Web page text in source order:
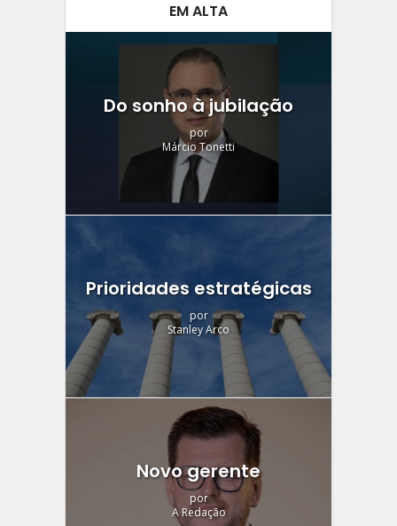
EM ALTA
Do sonho à jubilação
por
Márcio Tonetti
Prioridades estratégicas
por
Stanley Arco
Novo gerente
por
A Redação